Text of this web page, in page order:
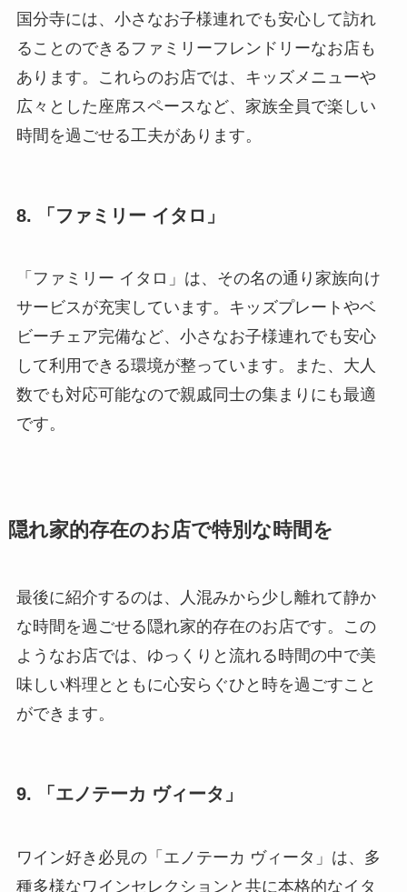
国分寺には、小さなお子様連れでも安心して訪れ
ることのできるファミリーフレンドリーなお店も
あります。これらのお店では、キッズメニューや
広々とした座席スペースなど、家族全員で楽しい
時間を過ごせる工夫があります。
8. 「ファミリー イタロ」
「ファミリー イタロ」は、その名の通り家族向け
サービスが充実しています。キッズプレートやベ
ビーチェア完備など、小さなお子様連れでも安心
して利用できる環境が整っています。また、大人
数でも対応可能なので親戚同士の集まりにも最適
です。
隠れ家的存在のお店で特別な時間を
最後に紹介するのは、人混みから少し離れて静か
な時間を過ごせる隠れ家的存在のお店です。この
ようなお店では、ゆっくりと流れる時間の中で美
味しい料理とともに心安らぐひと時を過ごすこと
ができます。
9. 「エノテーカ ヴィータ」
ワイン好き必見の「エノテーカ ヴィータ」は、多
種多様なワインセレクションと共に本格的なイタ